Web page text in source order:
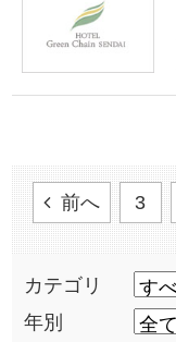
前へ 3
カテゴリ
年別